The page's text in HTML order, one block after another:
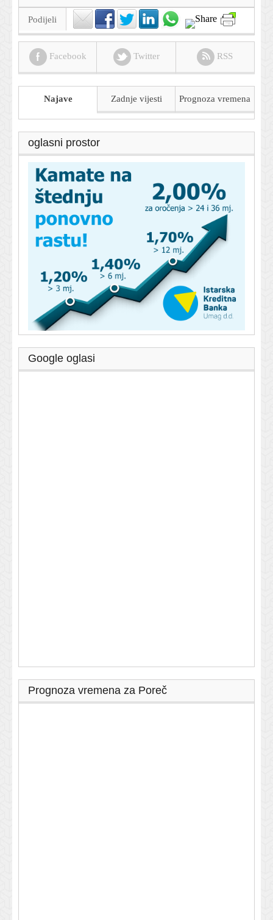
Podijeli
Facebook Twitter RSS
Najave Zadnje vijesti Prognoza vremena
oglasni prostor
Google oglasi
Prognoza vremena za Poreč